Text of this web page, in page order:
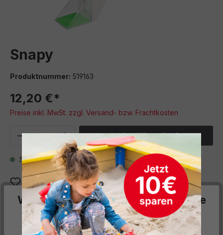
Snapy
Produktnummer: 519163
12,20 €*
Preise inkl. MwSt. zzgl. Versand- bzw. Frachtkosten
Produkt Anzahl: Gib denIn den Warenkorb
Sofort verfügbar, Lieferzeit: 5 Werktage
Zum Merkzettel hinzufügen
Beschreibung
Ohne sie zu berühren, können mit diesem Gerät Insekten
Wir respektieren deine Privatsphäre
Diese Website verwendet Cookies, um Ihnen die